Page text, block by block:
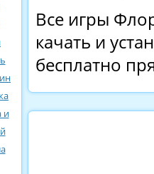
и
Все игры
качать и
бесплатно